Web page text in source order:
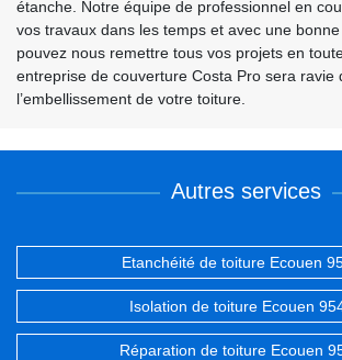
étanche. Notre équipe de professionnel en
vos travaux dans les temps et avec une
pouvez nous remettre tous vos projets en
entreprise de couverture Costa Pro sera ravie
l’embellissement de votre toiture.
Autres services
Etanchéité de toiture Ecouen
Isolation de toiture Ecouen
Réparation de toiture Ecouen